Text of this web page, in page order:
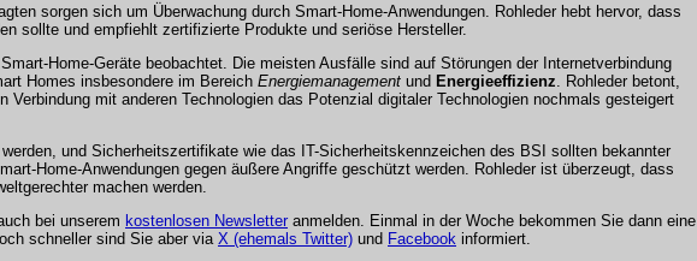
sorgen sich um Überwachung durch Smart-Home-Anwendungen. Rohleder hebt hervor, dass
sollte und empfiehlt zertifizierte Produkte und seriöse Hersteller.
Home-Geräte beobachtet. Die meisten Ausfälle sind auf Störungen der Internetverbindung
Homes insbesondere im Bereich Energiemanagement und Energieeffizienz . Rohleder betont,
mit anderen Technologien das Potenzial digitaler Technologien nochmals gesteigert
und Sicherheitszertifikate wie das IT-Sicherheitskennzeichen des BSI sollten bekannter
Home-Anwendungen gegen äußere Angriffe geschützt werden. Rohleder ist überzeugt, dass
machen werden.
bei unserem kostenlosen Newsletter anmelden. Einmal in der Woche bekommen Sie dann eine
schneller sind Sie aber via X (ehemals Twitter) und Facebook informiert.